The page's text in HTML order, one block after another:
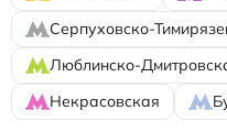
Серпуховско-
Люблинско-
Некрасовская